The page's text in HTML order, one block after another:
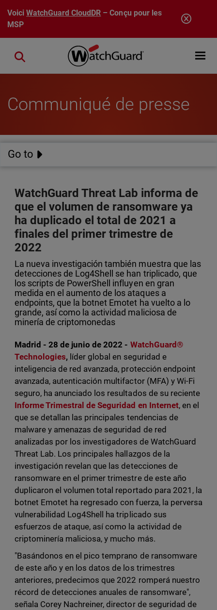
Aller au contenu principal
VoiciWatchGuard CloudDR – Conçu pour les
MSP
Open
Close search
Communiqué de presse
Go to
WatchGuard Threat Lab informa de
que el volumen de ransomware ya
ha duplicado el total de 2021 a
finales del primer trimestre de
2022
La nueva investigación también muestra que las
detecciones de Log4Shell se han triplicado, que
los scripts de PowerShell influyen en gran
medida en el aumento de los ataques a
endpoints, que la botnet Emotet ha vuelto a lo
grande, así como la actividad maliciosa de
minería de criptomonedas
Madrid - 28 de junio de 2022 - WatchGuard®
Technologies, líder global en seguridad e
inteligencia de red avanzada, protección endpoint
avanzada, autenticación multifactor (MFA) y Wi-Fi
seguro, ha anunciado los resultados de su reciente
Informe Trimestral de Seguridad en Internet, en el
que se detallan las principales tendencias de
malware y amenazas de seguridad de red
analizadas por los investigadores de WatchGuard
Threat Lab. Los principales hallazgos de la
investigación revelan que las detecciones de
ransomware en el primer trimestre de este año
duplicaron el volumen total reportado para 2021, la
botnet Emotet ha regresado con fuerza, la perversa
vulnerabilidad Log4Shell ha triplicado sus
esfuerzos de ataque, así como la actividad de
criptominería maliciosa, y mucho más.
"Basándonos en el pico temprano de ransomware
de este año y en los datos de los trimestres
anteriores, predecimos que 2022 romperá nuestro
récord de detecciones anuales de ransomware",
señala Corey Nachreiner, director de seguridad de